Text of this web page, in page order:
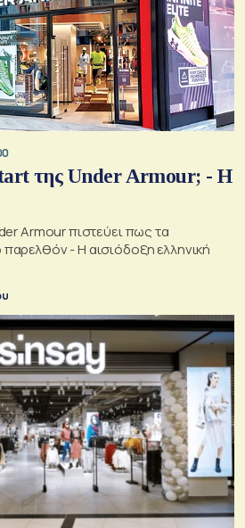
της Under Armour; - Η
Armour πιστεύει πως τα
- Η αισιόδοξη ελληνική